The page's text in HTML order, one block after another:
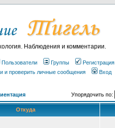
Наблюдения и комментарии.
Пользователи Группы
Регистрация
и проверить личные сообщения Вход
Упорядочить по:
Откуда